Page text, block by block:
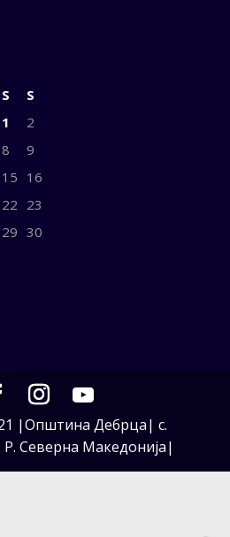
S
S
1
2
8
9
15 16
22 23
29 30
|Општина Дебрца| с.
Северна Македонија|